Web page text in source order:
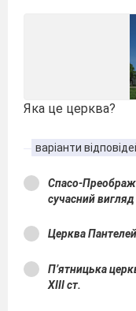
Яка це церква?
варіанти
Спасо-
сучасний вигляд
Церква
П’ятницька
XIII ст.